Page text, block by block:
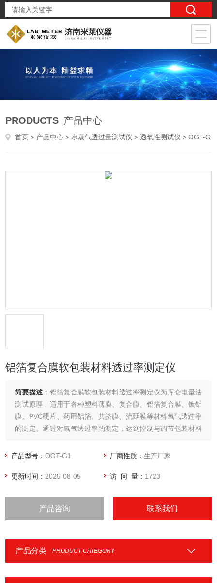
PRODUCTS 产品中心
首页 > 产品中心 > 水蒸气透过量测试仪 >透氧性测试仪 > OGT-G1铝箔复合膜软包装材料透过率测定仪
铝箔复合膜软包装材料透过率测定仪
简要描述： 铝箔复合膜软包装材料透过率测定仪为库仑电量法
测试原理，适用于各种塑料薄膜、复合膜、铝箔复合膜、镀铝
膜、PVC硬片、药用铝箔、共挤膜、流延膜等材料氧气透过率
的测定。通过对氧气透过率的测定，达到控制与调节包装材料
产品型号：OGT-G1 厂商性质：生产厂家
更新时间： 2025-08-05 访 问 量： 1723
产品咨询 联系我们
产品分类 PRODUCT CATEGORY